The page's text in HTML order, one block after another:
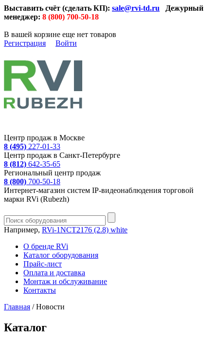
Выставить счёт (сделать КП): sale@rvi-td.ru
Дежурный
менеджер: 8 (800) 700-50-18
В вашей корзине еще нет товаров
Регистрация
Войти
Центр продаж в Москве
8 (495) 227-01-33
Центр продаж в Санкт-Петербурге
8 (812) 642-35-65
Региональный центр продаж
8 (800) 700-50-18
Интернет-магазин систем IP-видеонаблюдения торговой
марки RVi (Rubezh)
Например, RVi-1NCT2176 (2.8) white
О бренде RVi
Каталог оборудования
Прайс-лист
Оплата и доставка
Монтаж и обслуживание
Контакты
Главная /Новости
Каталог